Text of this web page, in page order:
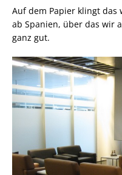
Auf dem Papier klingt das
ab Spanien, über das wir
ganz gut.